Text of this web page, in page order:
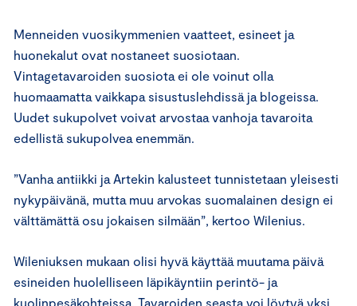
Menneiden vuosikymmenien vaatteet, esineet ja
huonekalut ovat nostaneet suosiotaan.
Vintagetavaroiden suosiota ei ole voinut olla
huomaamatta vaikkapa sisustuslehdissä ja blogeissa.
Uudet sukupolvet voivat arvostaa vanhoja tavaroita
edellistä sukupolvea enemmän.
”Vanha antiikki ja Artekin kalusteet tunnistetaan yleisesti
nykypäivänä, mutta muu arvokas suomalainen design ei
välttämättä osu jokaisen silmään”, kertoo Wilenius.
Wileniuksen mukaan olisi hyvä käyttää muutama päivä
esineiden huolelliseen läpikäyntiin perintö- ja
kuolinpesäkohteissa. Tavaroiden seasta voi löytyä yksi